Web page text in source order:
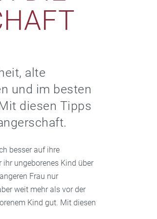
alte
und im besten
diesen Tipps
besser auf ihre
ungeborenes Kind über
Frau nur
weit mehr als vor der
Kind gut. Mit diesen